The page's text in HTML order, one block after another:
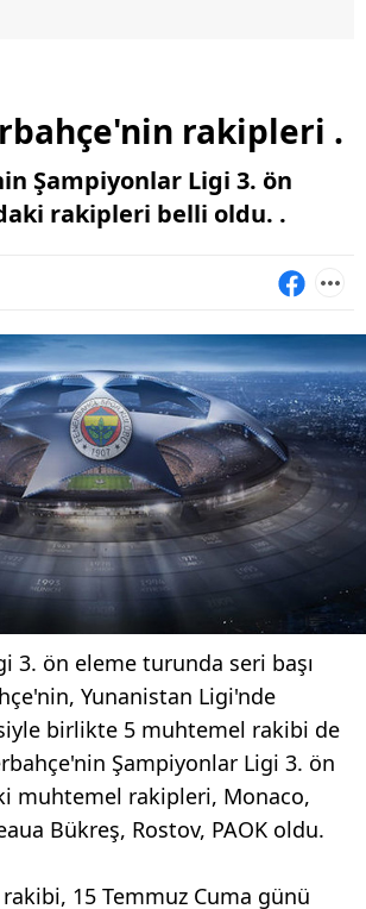
rakipleri .
Şampiyonlar Ligi 3. ön
rakipleri belli oldu. .
3. ön eleme turunda seri başı
Yunanistan Ligi'nde
birlikte 5 muhtemel rakibi de
Şampiyonlar Ligi 3. ön
muhtemel rakipleri, Monaco,
Bükreş, Rostov, PAOK oldu.
15 Temmuz Cuma günü